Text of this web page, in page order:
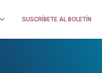
SUSCRÍBETE AL BOLETÍN